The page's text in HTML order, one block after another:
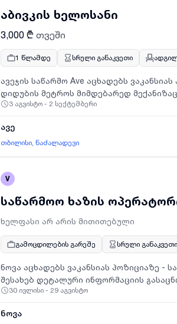
აბივკის ხელოსანი
3,000 ₾ თვეში
1 წლამდე სრული განაკვეთი
ავეჯის საწარმო Ave აცხადებს ვაკანსიას აბივკის დამხმარის
დიდუბის მეტროს მიმდებარედ
ჩათვლით- 9:30 წთ დან 7
3 აგვისტო - 2 სექტემბერი
ავე
თბილისი, ნაძალადევი
V
საწარმოო ხაზის
ხელფასი არ არის მითითებული
გამოცდილების გარეშე სრული განაკვეთი
ნოვა აცხადებს ვაკანსიას პოზიციაზე -
შესახებ დეტალური ინფორმაციის
მოცემულ ბმულს:https://hel-ai.com/apply/
30 ივლისი - 29 აგვისტო
ნოვა